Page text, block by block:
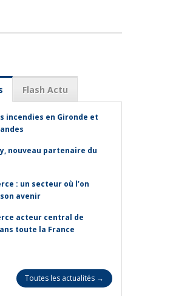
Flash Actu
incendies en Gironde et
nouveau partenaire du
: un secteur où l’on
avenir
acteur central de
toute la France
Toutes les actualités →